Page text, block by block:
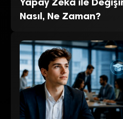
Nasıl, Ne Zaman?